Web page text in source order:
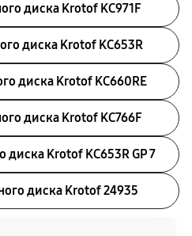
диска Krotof KC971F
диска Krotof KC653R
диска Krotof KC660RE
диска Krotof KC766F
Krotof KC653R GP 7
диска Krotof 24935